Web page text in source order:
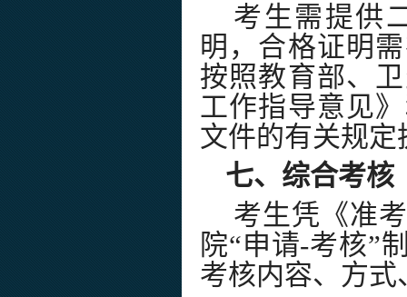
考生需提供
明，合格证明
按照教育部、
工作指导意见
文件的有关规定
七、综合考核
考生凭《准
院“申请-考核”
考核内容、方